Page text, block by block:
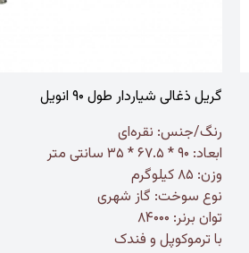
گریل ذغالی شیاردار طول ۹۰ انویل
رنگ/جنس: نقره‌ای
ابعاد: ۹۰ * ۶۷.۵ * ۳۵ سانتی متر
وزن: ۸۵ کیلوگرم
نوع سوخت: گاز شهری
توان برنر: ۸۴۰۰۰
با ترموکوپل و فندک